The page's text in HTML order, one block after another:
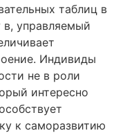
таблиц в
в, управляемый
Индивиды
не в роли
интересно
к саморазвитию